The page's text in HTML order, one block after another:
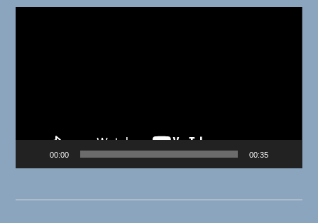
00:00 00:35